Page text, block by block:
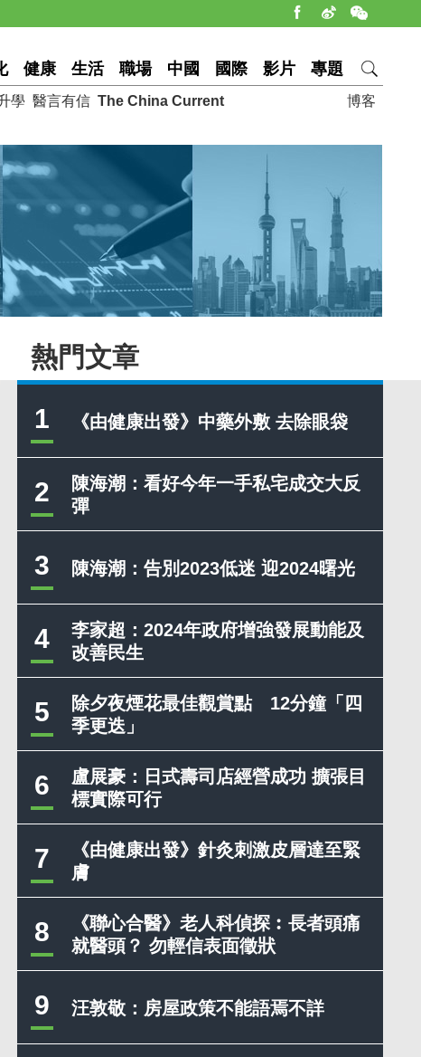
健康 生活 職場 中國 國際 影片 專題
博客
學 醫言有信 The China Current
熱門文章
1 《由健康出發》中藥外敷 去除眼袋
2
陳海潮：看好今年一手私宅成交大反
彈
3 陳海潮：告別2023低迷 迎2024曙光
4
李家超：2024年政府增強發展動能及
改善民生
5
除夕夜煙花最佳觀賞點 12分鐘「四
季更迭」
6
盧展豪：日式壽司店經營成功 擴張目
標實際可行
7
《由健康出發》針灸刺激皮層達至緊
膚
8
《聯心合醫》老人科偵探︰長者頭痛
就醫頭？ 勿輕信表面徵狀
9 汪敦敬：房屋政策不能語焉不詳